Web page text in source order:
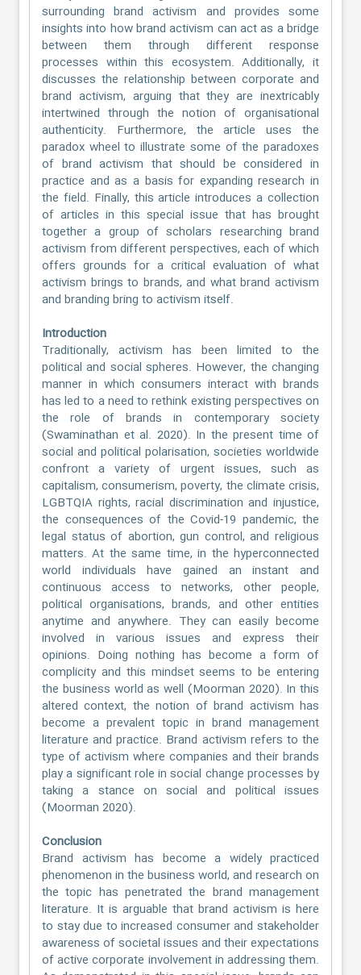
surrounding brand activism and provides some
insights into how brand activism can act as a bridge
between them through different response
processes within this ecosystem. Additionally, it
discusses the relationship between corporate and
brand activism, arguing that they are inextricably
intertwined through the notion of organisational
authenticity. Furthermore, the article uses the
paradox wheel to illustrate some of the paradoxes
of brand activism that should be considered in
practice and as a basis for expanding research in
the field. Finally, this article introduces a collection
of articles in this special issue that has brought
together a group of scholars researching brand
activism from different perspectives, each of which
offers grounds for a critical evaluation of what
activism brings to brands, and what brand activism
and branding bring to activism itself.
Introduction
Traditionally, activism has been limited to the
political and social spheres. However, the changing
manner in which consumers interact with brands
has led to a need to rethink existing perspectives on
the role of brands in contemporary society
(Swaminathan et al. 2020). In the present time of
social and political polarisation, societies worldwide
confront a variety of urgent issues, such as
capitalism, consumerism, poverty, the climate crisis,
LGBTQIA rights, racial discrimination and injustice,
the consequences of the Covid-19 pandemic, the
legal status of abortion, gun control, and religious
matters. At the same time, in the hyperconnected
world individuals have gained an instant and
continuous access to networks, other people,
political organisations, brands, and other entities
anytime and anywhere. They can easily become
involved in various issues and express their
opinions. Doing nothing has become a form of
complicity and this mindset seems to be entering
the business world as well (Moorman 2020). In this
altered context, the notion of brand activism has
become a prevalent topic in brand management
literature and practice. Brand activism refers to the
type of activism where companies and their brands
play a significant role in social change processes by
taking a stance on social and political issues
(Moorman 2020).
Conclusion
Brand activism has become a widely practiced
phenomenon in the business world, and research on
the topic has penetrated the brand management
literature. It is arguable that brand activism is here
to stay due to increased consumer and stakeholder
awareness of societal issues and their expectations
of active corporate involvement in addressing them.